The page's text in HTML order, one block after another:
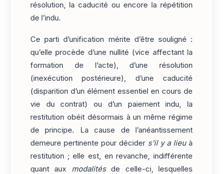
résolution, la caducité ou encore la répétition
de l’indu.
Ce parti d’unification mérite d’être souligné :
qu’elle procède d’une nullité (vice affectant la
formation de l’acte), d’une résolution
(inexécution postérieure), d’une caducité
(disparition d’un élément essentiel en cours de
vie du contrat) ou d’un paiement indu, la
restitution obéit désormais à un même régime
de principe. La cause de l’anéantissement
demeure pertinente pour décider s’il y a lieuà
restitution ; elle est, en revanche, indifférente
quant aux modalitésde celle-ci, lesquelles